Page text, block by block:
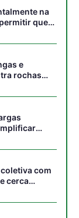
fosseta
News